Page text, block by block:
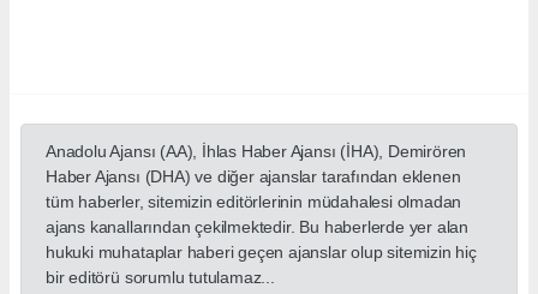
Anadolu Ajansı (AA), İhlas Haber Ajansı (İHA), Demirören
Haber Ajansı (DHA) ve diğer ajanslar tarafından eklenen
tüm haberler, sitemizin editörlerinin müdahalesi olmadan
ajans kanallarından çekilmektedir. Bu haberlerde yer alan
hukuki muhataplar haberi geçen ajanslar olup sitemizin hiç
bir editörü sorumlu tutulamaz...